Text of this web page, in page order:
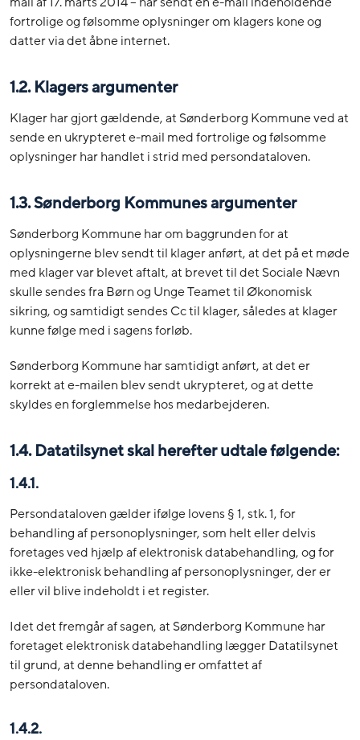
fortrolige og følsomme oplysninger om klagers kone og
datter via det åbne internet.
1.2. Klagers argumenter
Klager har gjort gældende, at Sønderborg Kommune ved at
sende en ukrypteret e-mail med fortrolige og følsomme
oplysninger har handlet i strid med persondataloven.
1.3. Sønderborg Kommunes argumenter
Sønderborg Kommune har om baggrunden for at
oplysningerne blev sendt til klager anført, at det på et møde
med klager var blevet aftalt, at brevet til det Sociale Nævn
skulle sendes fra Børn og Unge Teamet til Økonomisk
sikring, og samtidigt sendes Cc til klager, således at klager
kunne følge med i sagens forløb.
Sønderborg Kommune har samtidigt anført, at det er
korrekt at e-mailen blev sendt ukrypteret, og at dette
skyldes en forglemmelse hos medarbejderen.
1.4. Datatilsynet skal herefter udtale følgende:
1.4.1.
Persondataloven gælder ifølge lovens § 1, stk. 1, for
behandling af personoplysninger, som helt eller delvis
foretages ved hjælp af elektronisk databehandling, og for
ikke-elektronisk behandling af personoplysninger, der er
eller vil blive indeholdt i et register.
Idet det fremgår af sagen, at Sønderborg Kommune har
foretaget elektronisk databehandling lægger Datatilsynet
til grund, at denne behandling er omfattet af
persondataloven.
1.4.2.